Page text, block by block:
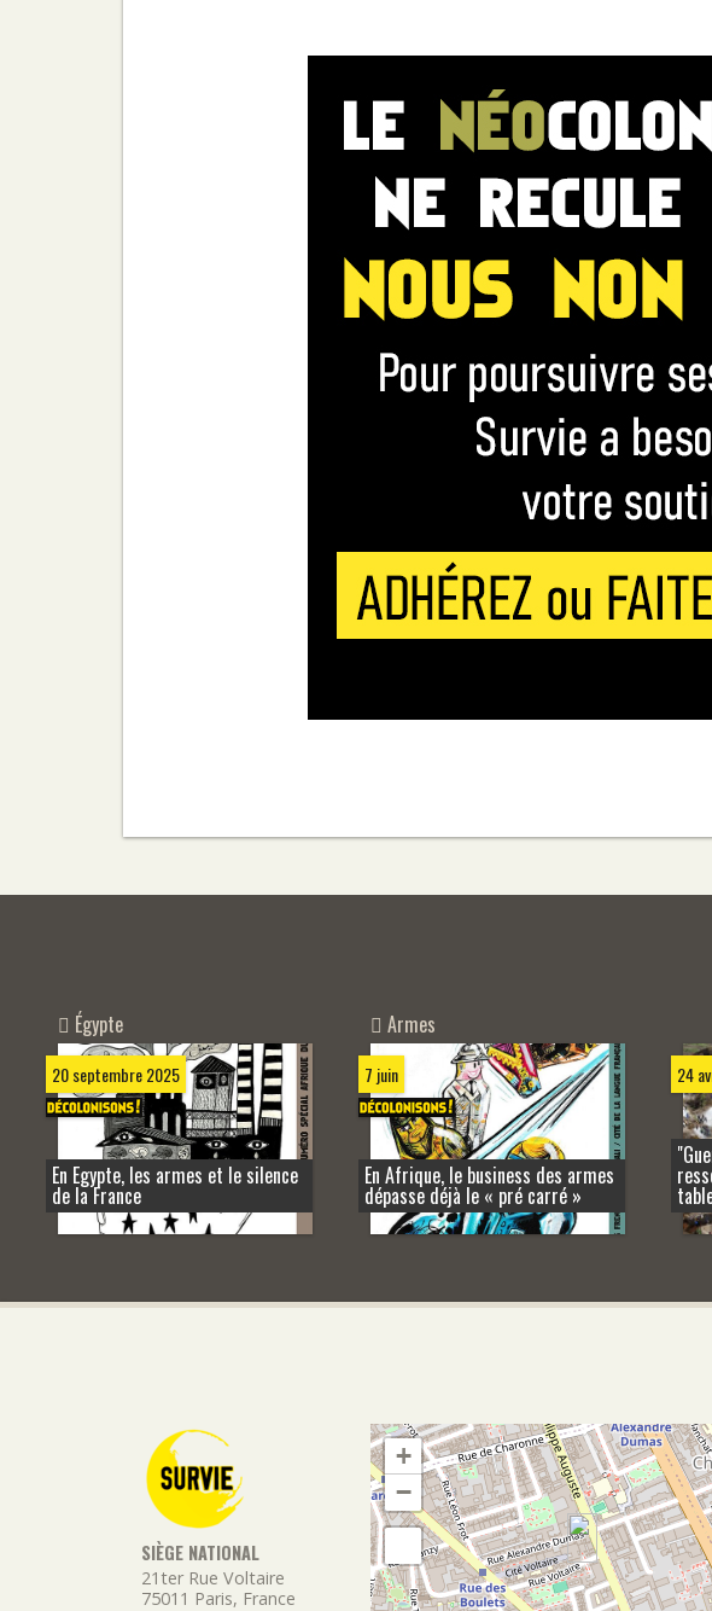
Égypte
20 septembre 2025
En Egypte, les armes et le silence
de la France
Armes
7 juin
En Afrique, le business des armes
dépasse déjà le « pré carré »
24
SIÈGE NATIONAL
21ter Rue Voltaire
75011 Paris, France
+
−